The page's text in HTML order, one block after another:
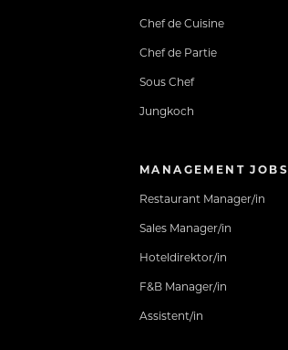
Chef de Cuisine
Chef de Partie
Sous Chef
Jungkoch
MANAGEMENT JOBS
Restaurant Manager/in
Sales Manager/in
Hoteldirektor/in
F&B Manager/in
Assistent/in